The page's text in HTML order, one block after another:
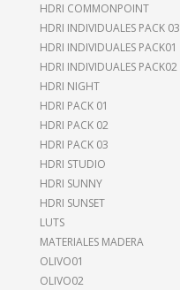
HDRI COMMONPOINT
HDRI INDIVIDUALES PACK 03
HDRI INDIVIDUALES PACK01
HDRI INDIVIDUALES PACK02
HDRI NIGHT
HDRI PACK 01
HDRI PACK 02
HDRI PACK 03
HDRI STUDIO
HDRI SUNNY
HDRI SUNSET
LUTS
MATERIALES MADERA
OLIVO01
OLIVO02